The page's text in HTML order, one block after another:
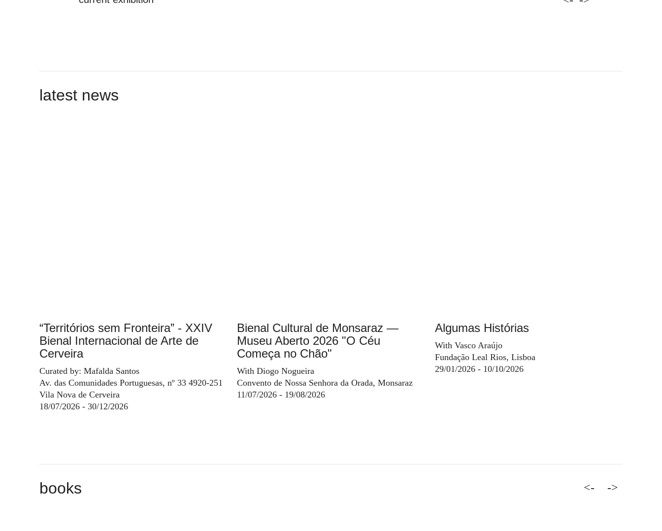
latest news
“Territórios sem Fronteira” - XXIV
Bienal Internacional de Arte de
Cerveira
Curated by: Mafalda Santos
Av. das Comunidades Portuguesas, nº 33 4920-251
Vila Nova de Cerveira
18/07/2026 - 30/12/2026
Bienal Cultural de Monsaraz —
Museu Aberto 2026 "O Céu
Começa no Chão"
With Diogo Nogueira
Convento de Nossa Senhora da Orada, Monsaraz
11/07/2026 - 19/08/2026
Algumas Histórias
With Vasco Araújo
Fundação Leal Rios, Lisboa
29/01/2026 - 10/10/2026
books <- ->